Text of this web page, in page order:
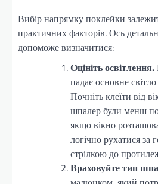
Вибір напрямку поклейки
практичних факторів. Ось
допоможе визначитися:
Оцініть освітлення.
падає основне
Почніть клеїти від
шпалер були менш
якщо вікно
логічно рухатися
стрілкою до
Враховуйте тип